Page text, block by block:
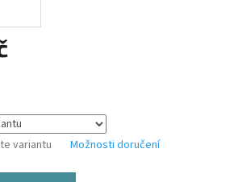
variantu Možnosti doručení